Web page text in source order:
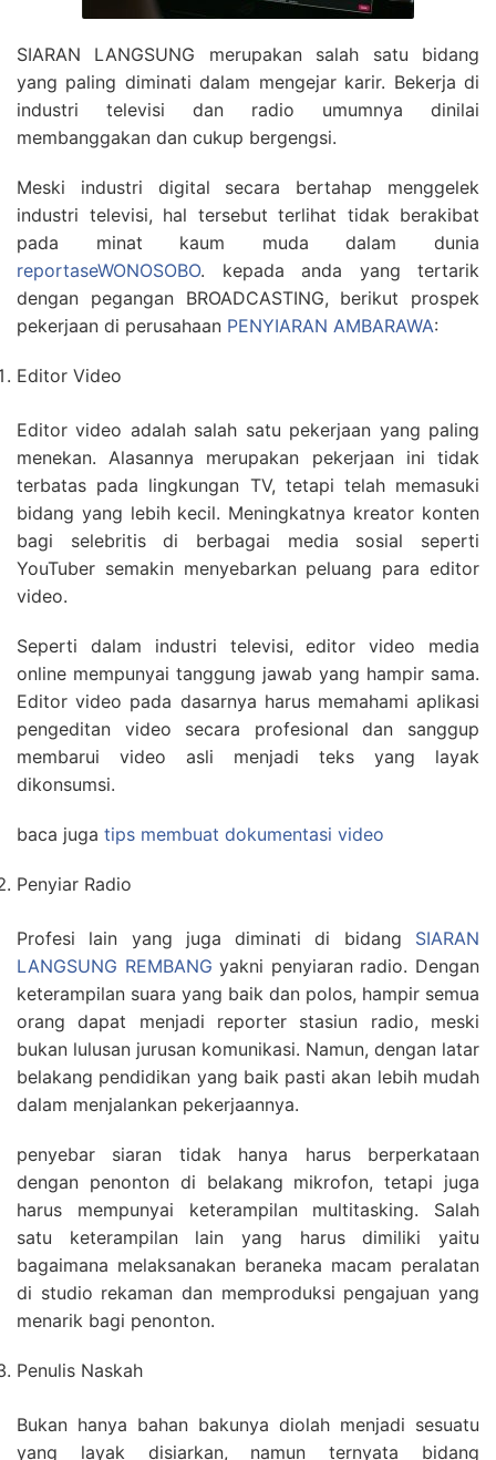
SIARAN LANGSUNG merupakan salah satu bidang
yang paling diminati dalam mengejar karir. Bekerja di
industri televisi dan radio umumnya dinilai
membanggakan dan cukup bergengsi.
Meski industri digital secara bertahap menggelek
industri televisi, hal tersebut terlihat tidak berakibat
pada minat kaum muda dalam dunia
reportaseWONOSOBO. kepada anda yang tertarik
dengan pegangan BROADCASTING, berikut prospek
pekerjaan di perusahaan PENYIARAN AMBARAWA:
Editor Video
Editor video adalah salah satu pekerjaan yang paling
menekan. Alasannya merupakan pekerjaan ini tidak
terbatas pada lingkungan TV, tetapi telah memasuki
bidang yang lebih kecil. Meningkatnya kreator konten
bagi selebritis di berbagai media sosial seperti
YouTuber semakin menyebarkan peluang para editor
video.
Seperti dalam industri televisi, editor video media
online mempunyai tanggung jawab yang hampir sama.
Editor video pada dasarnya harus memahami aplikasi
pengeditan video secara profesional dan sanggup
membarui video asli menjadi teks yang layak
dikonsumsi.
baca juga tips membuat dokumentasi video
Penyiar Radio
Profesi lain yang juga diminati di bidang SIARAN
LANGSUNG REMBANG yakni penyiaran radio. Dengan
keterampilan suara yang baik dan polos, hampir semua
orang dapat menjadi reporter stasiun radio, meski
bukan lulusan jurusan komunikasi. Namun, dengan latar
belakang pendidikan yang baik pasti akan lebih mudah
dalam menjalankan pekerjaannya.
penyebar siaran tidak hanya harus berperkataan
dengan penonton di belakang mikrofon, tetapi juga
harus mempunyai keterampilan multitasking. Salah
satu keterampilan lain yang harus dimiliki yaitu
bagaimana melaksanakan beraneka macam peralatan
di studio rekaman dan memproduksi pengajuan yang
menarik bagi penonton.
Penulis Naskah
Bukan hanya bahan bakunya diolah menjadi sesuatu
yang layak disiarkan, namun ternyata bidang